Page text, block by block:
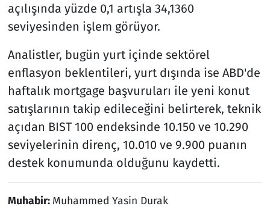
açılışında yüzde 0,1 artışla 34,1360
seviyesinden işlem görüyor.
Analistler, bugün yurt içinde sektörel
enflasyon beklentileri, yurt dışında ise ABD'de
haftalık mortgage başvuruları ile yeni konut
satışlarının takip edileceğini belirterek, teknik
açıdan BIST 100 endeksinde 10.150 ve 10.290
seviyelerinin direnç, 10.010 ve 9.900 puanın
destek konumunda olduğunu kaydetti.
Muhabir: Muhammed Yasin Durak